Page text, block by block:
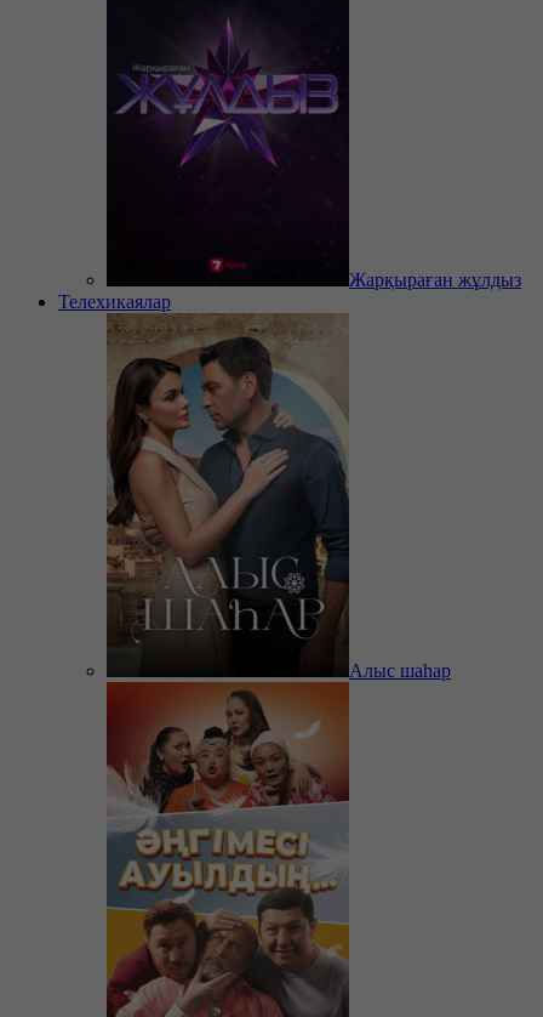
Жарқыраған жұлдыз
Телехикаялар
Алыс шаһар